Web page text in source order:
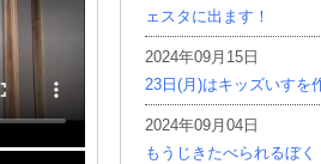
ェスタに出ます！
2024年09月15日
23日(月)はキッズいすを
2024年09月04日
もうじきたべられるぼく